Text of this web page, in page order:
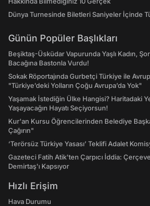
Dünya Turnesinde Biletleri Saniyeler İçinde
Günün Popüler Başlıkları
Beşiktaş-Üsküdar Vapurunda Yaşlı Kadın,
Bacağına Bastonla Vurdu!
Sokak Röportajında Gurbetçi Türkiye ile
"Türkiye’deki Yolların Çoğu Avrupa’da Yok"
Yaşamak İstediğin Ülke Hangisi? Haritadaki
Yaşayacağın Hayatı Seçiyorsun!
Kur'an Kursu Öğrencilerinden Belediye
Çağırın"
‘Terörsüz Türkiye Yasası’ Teklifi Adalet
Gazeteci Fatih Atik'ten Çarpıcı İddia:
Demirtaş'ı Kapsıyor
Hızlı Erişim
Hava Durumu